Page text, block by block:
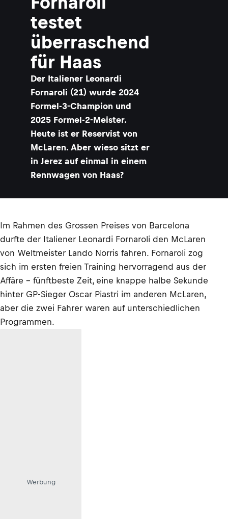
testet
überraschend
für Haas
Der Italiener Leonardi
Fornaroli (21) wurde 2024
Formel-3-Champion und
2025 Formel-2-Meister.
Heute ist er Reservist von
McLaren. Aber wieso sitzt er
in Jerez auf einmal in einem
Rennwagen von Haas?
Im Rahmen des Grossen Preises von Barcelona
durfte der Italiener Leonardi Fornaroli den McLaren
von Weltmeister Lando Norris fahren. Fornaroli zog
sich im ersten freien Training hervorragend aus der
Affäre – fünftbeste Zeit, eine knappe halbe Sekunde
hinter GP-Sieger Oscar Piastri im anderen McLaren,
aber die zwei Fahrer waren auf unterschiedlichen
Programmen.
Werbung